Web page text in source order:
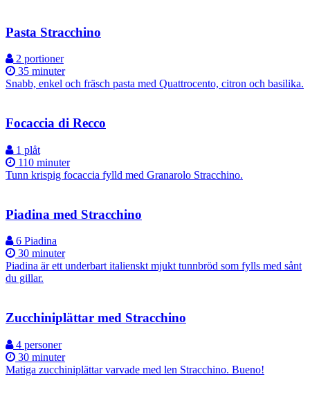
Pasta Stracchino
2 portioner
35 minuter
Snabb, enkel och fräsch pasta med Quattrocento, citron och basilika.
Focaccia di Recco
1 plåt
110 minuter
Tunn krispig focaccia fylld med Granarolo Stracchino.
Piadina med Stracchino
6 Piadina
30 minuter
Piadina är ett underbart italienskt mjukt tunnbröd som fylls med sånt
du gillar.
Zucchiniplättar med Stracchino
4 personer
30 minuter
Matiga zucchiniplättar varvade med len Stracchino. Bueno!